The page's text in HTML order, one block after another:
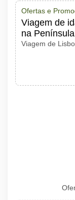
Ofertas e
Viagem de
na
Viagem de